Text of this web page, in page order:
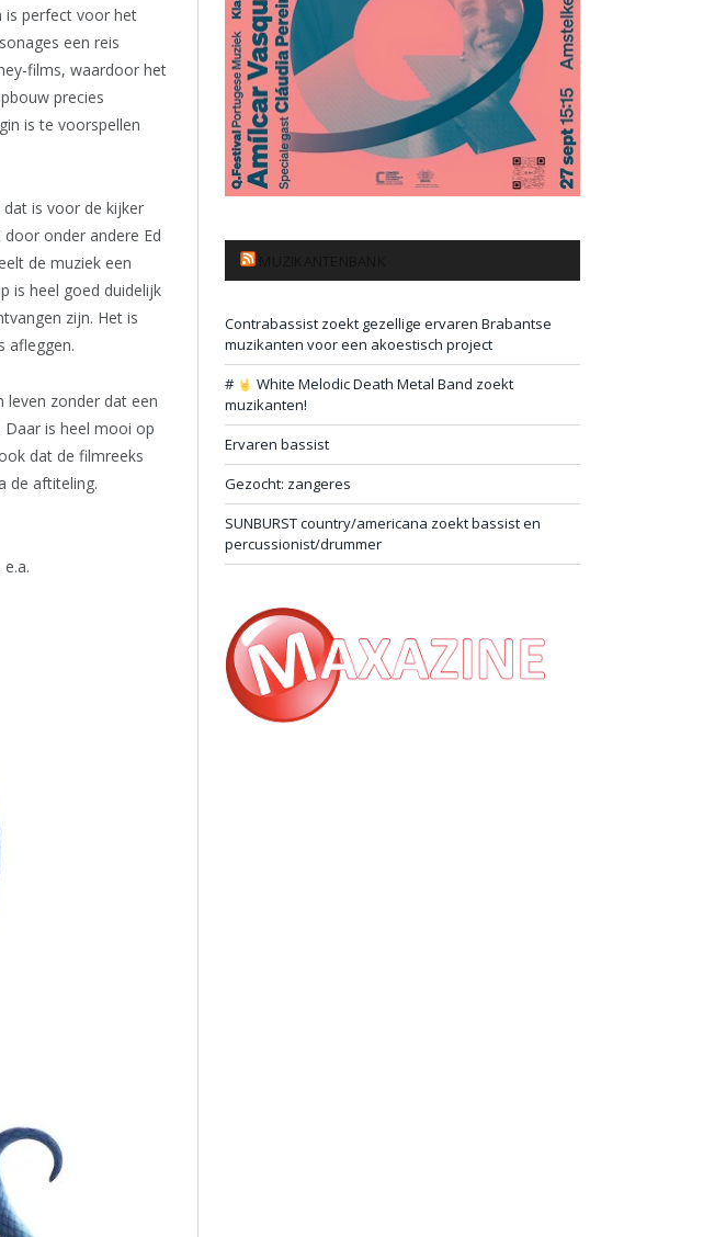
is perfect voor het
een reis
films, waardoor het
precies
is te voorspellen
is voor de kijker
door onder andere Ed
de muziek een
is heel goed duidelijk
zijn. Het is
afleggen.
zonder dat een
Daar is heel mooi op
dat de filmreeks
de aftiteling.
Contrabassist zoekt gezellige ervaren Brabantse
muzikanten voor een akoestisch project
#
White Melodic Death Metal Band zoekt
muzikanten!
Ervaren bassist
Gezocht: zangeres
SUNBURST country/americana zoekt bassist en
percussionist/drummer